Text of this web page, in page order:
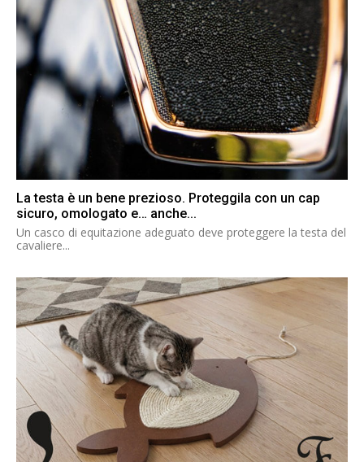
La testa è un bene prezioso. Proteggila con un cap
sicuro, omologato e… anche...
Un casco di equitazione adeguato deve proteggere la testa del
cavaliere...